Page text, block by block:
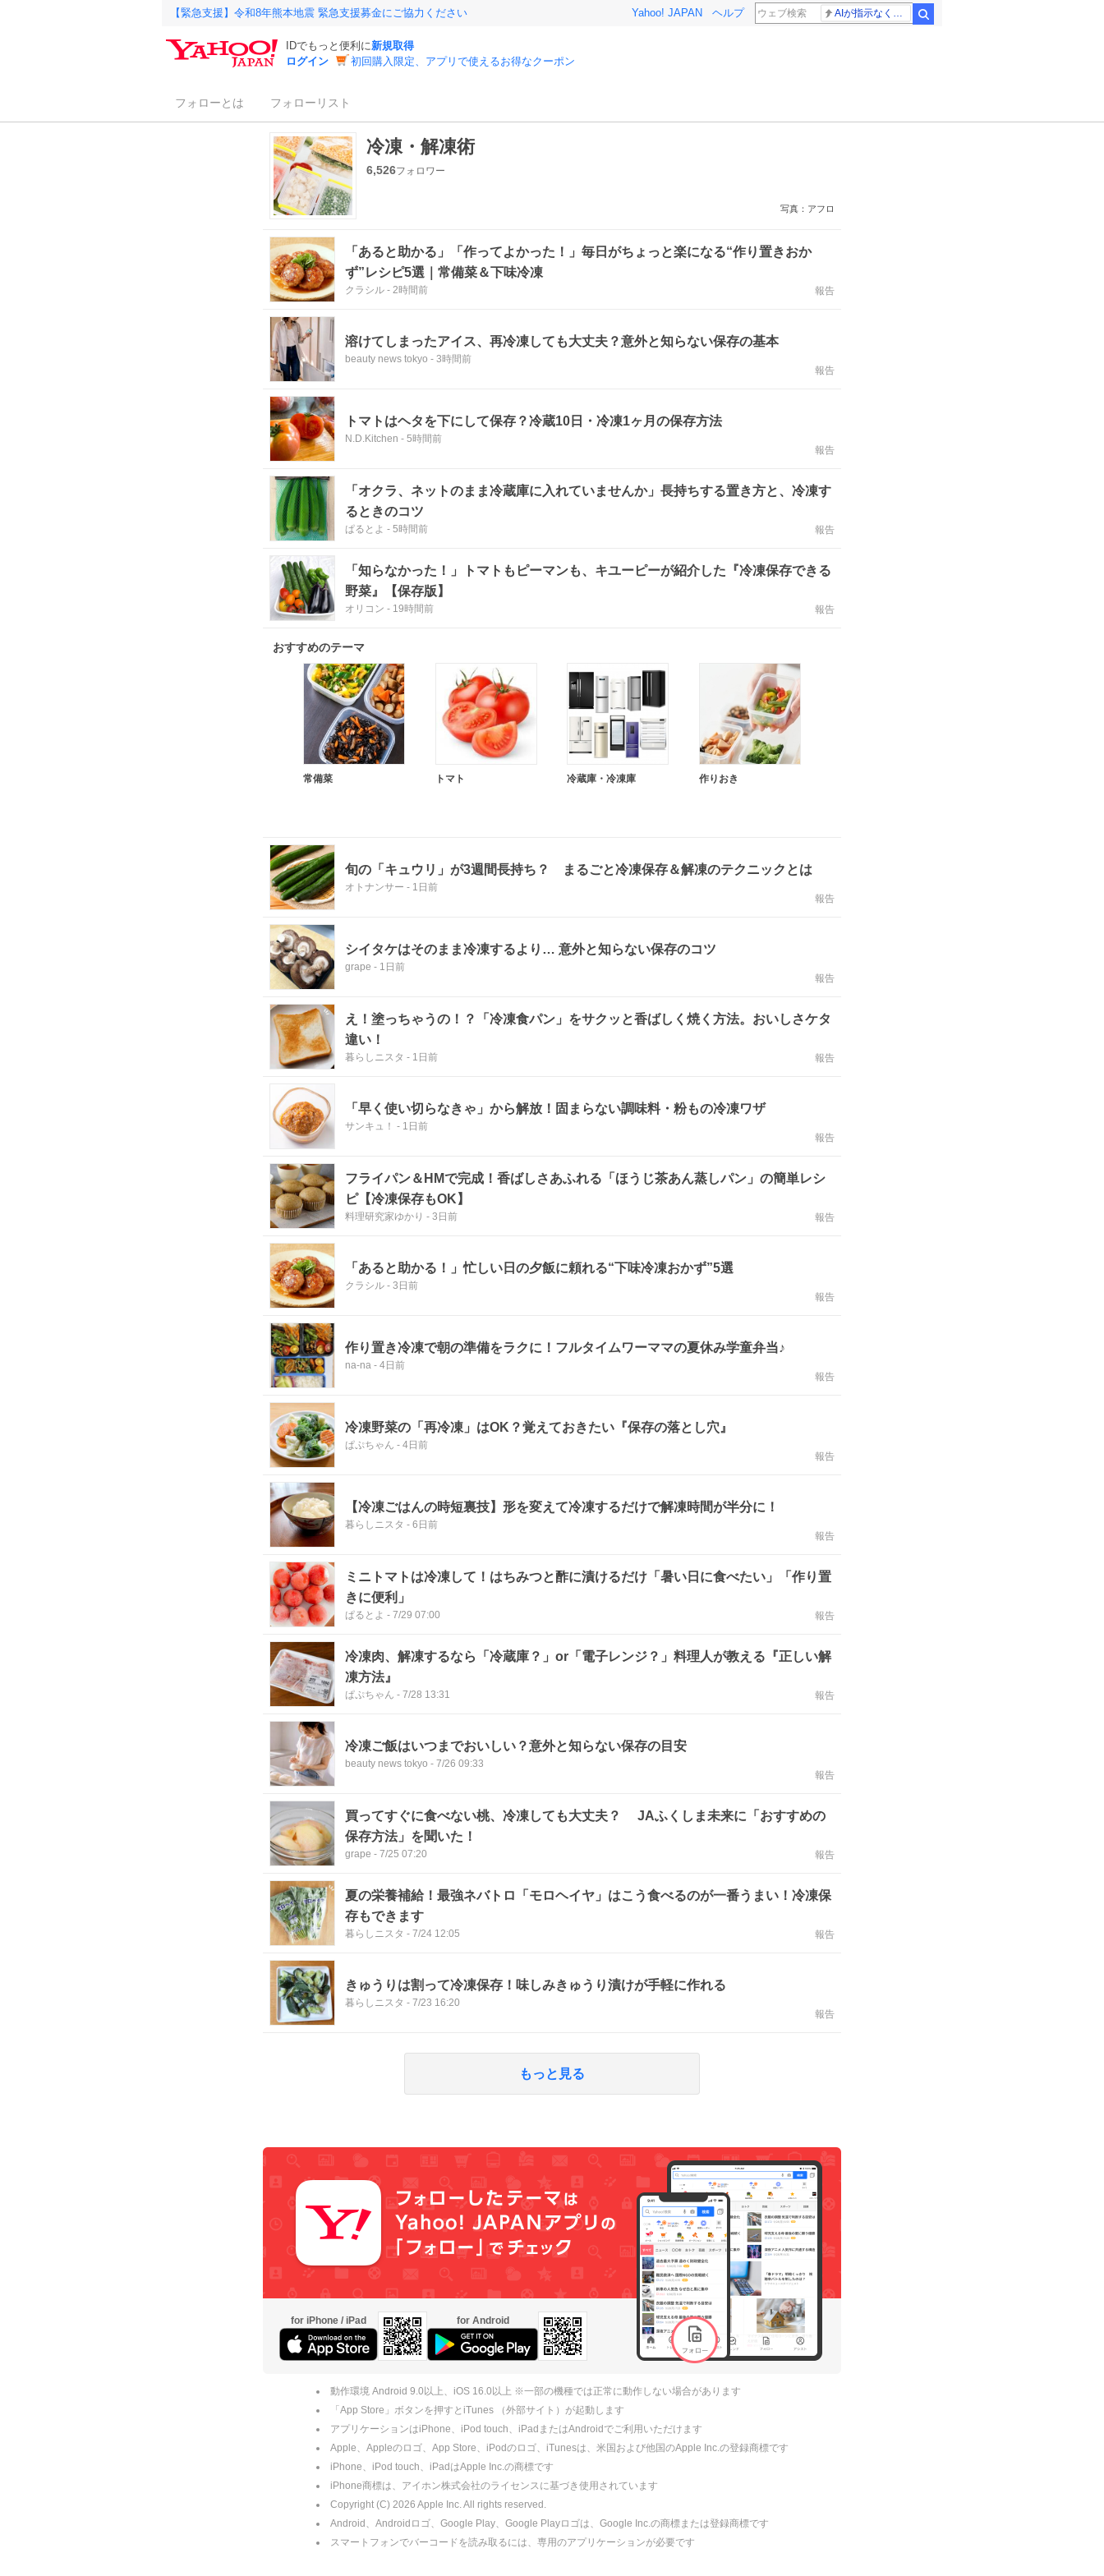
【緊急支援】令和8年熊本地震 緊急支援募金にご協力ください Yahoo! JAPAN ヘルプ
IDでもっと便利に新規取得
ログイン
初回購入限定、アプリで使えるお得なクーポン
フォローとは フォローリスト
冷凍・解凍術
6,526フォロワー
写真：アフロ
「あると助かる」「作ってよかった！」毎日がちょっと楽になる“作り置きおか
ず”レシピ5選｜常備菜＆下味冷凍
クラシル - 2時間前 報告
溶けてしまったアイス、再冷凍しても大丈夫？意外と知らない保存の基本
beauty news tokyo - 3時間前
報告
トマトはヘタを下にして保存？冷蔵10日・冷凍1ヶ月の保存方法
N.D.Kitchen - 5時間前
報告
「オクラ、ネットのまま冷蔵庫に入れていませんか」長持ちする置き方と、冷凍す
るときのコツ
ぱるとよ - 5時間前 報告
「知らなかった！」トマトもピーマンも、キユーピーが紹介した『冷凍保存できる
野菜』【保存版】
オリコン - 19時間前 報告
おすすめのテーマ
常備菜 トマト 冷蔵庫・冷凍庫 作りおき
旬の「キュウリ」が3週間長持ち？ まるごと冷凍保存＆解凍のテクニックとは
オトナンサー - 1日前
報告
シイタケはそのまま冷凍するより… 意外と知らない保存のコツ
grape - 1日前
報告
え！塗っちゃうの！？「冷凍食パン」をサクッと香ばしく焼く方法。おいしさケタ
違い！
暮らしニスタ - 1日前 報告
「早く使い切らなきゃ」から解放！固まらない調味料・粉もの冷凍ワザ
サンキュ！ - 1日前
報告
フライパン＆HMで完成！香ばしさあふれる「ほうじ茶あん蒸しパン」の簡単レシ
ピ【冷凍保存もOK】
料理研究家ゆかり - 3日前 報告
「あると助かる！」忙しい日の夕飯に頼れる“下味冷凍おかず”5選
クラシル - 3日前
報告
作り置き冷凍で朝の準備をラクに！フルタイムワーママの夏休み学童弁当♪
na-na - 4日前
報告
冷凍野菜の「再冷凍」はOK？覚えておきたい『保存の落とし穴』
ぱぷちゃん - 4日前
報告
【冷凍ごはんの時短裏技】形を変えて冷凍するだけで解凍時間が半分に！
暮らしニスタ - 6日前
報告
ミニトマトは冷凍して！はちみつと酢に漬けるだけ「暑い日に食べたい」「作り置
きに便利」
ぱるとよ - 7/29 07:00 報告
冷凍肉、解凍するなら「冷蔵庫？」or「電子レンジ？」料理人が教える『正しい解
凍方法』
ぱぷちゃん - 7/28 13:31 報告
冷凍ご飯はいつまでおいしい？意外と知らない保存の目安
beauty news tokyo - 7/26 09:33
報告
買ってすぐに食べない桃、冷凍しても大丈夫？ JAふくしま未来に「おすすめの
保存方法」を聞いた！
grape - 7/25 07:20 報告
夏の栄養補給！最強ネバトロ「モロヘイヤ」はこう食べるのが一番うまい！冷凍保
存もできます
暮らしニスタ - 7/24 12:05 報告
きゅうりは割って冷凍保存！味しみきゅうり漬けが手軽に作れる
暮らしニスタ - 7/23 16:20
報告
もっと見る
for iPhone / iPad for Android
動作環境 Android 9.0以上、iOS 16.0以上 ※一部の機種では正常に動作しない場合があります
「App Store」ボタンを押すとiTunes （外部サイト）が起動します
アプリケーションはiPhone、iPod touch、iPadまたはAndroidでご利用いただけます
Apple、Appleのロゴ、App Store、iPodのロゴ、iTunesは、米国および他国のApple Inc.の登録商標です
iPhone、iPod touch、iPadはApple Inc.の商標です
iPhone商標は、アイホン株式会社のライセンスに基づき使用されています
Copyright (C) 2026 Apple Inc. All rights reserved.
Android、Androidロゴ、Google Play、Google Playロゴは、Google Inc.の商標または登録商標です
スマートフォンでバーコードを読み取るには、専用のアプリケーションが必要です